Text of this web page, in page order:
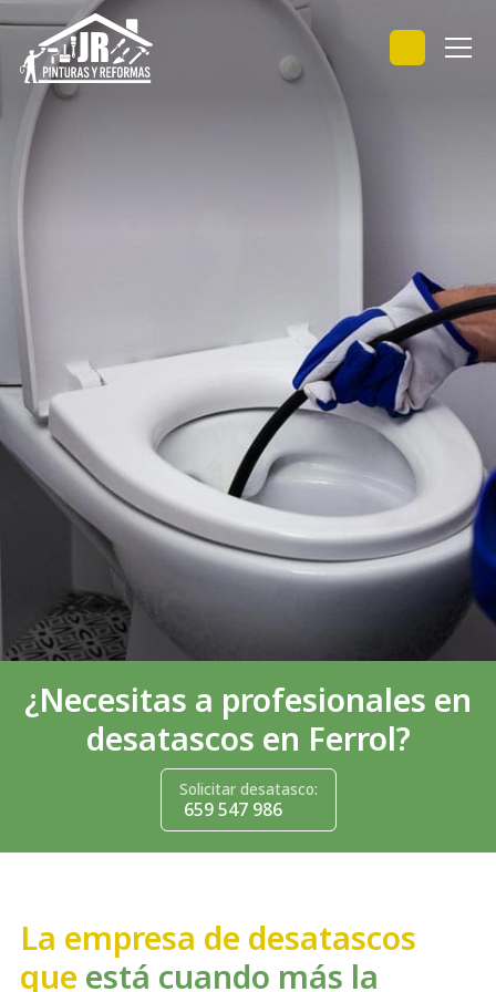
¿Necesitas a profesionales en
desatascos en Ferrol?
Solicitar desatasco:
659 547 986
La empresa de desatascos
que está cuando más la